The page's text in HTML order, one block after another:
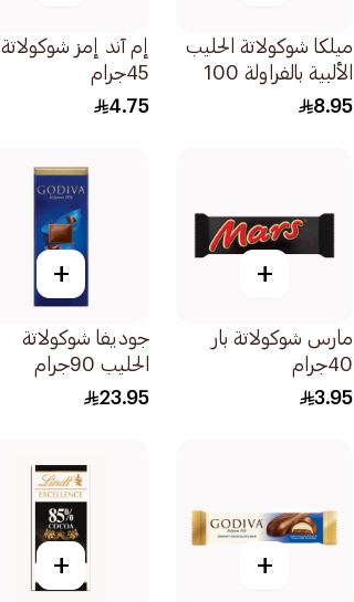
ميلكا شوكولاتة الحليب
الألبية بالفراولة 100
جرام
8.95
إم آند إمز شوكولاتة
45جرام
4.75
+
مارس شوكولاتة بار
40جرام
3.95
+
جوديفا شوكولاتة
الحليب 90جرام
23.95
+
+